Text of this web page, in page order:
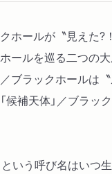
ールが〝見えた?！
ールを巡る二つの
ブラックホールは
候補天体」／ブラッ
いう呼び名はいつ